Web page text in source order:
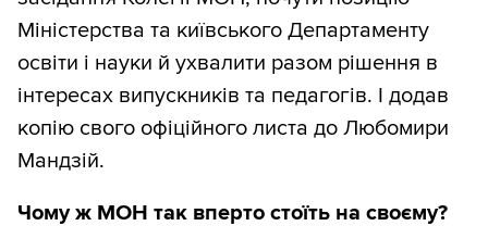
Міністерства та київського Департаменту
освіти і науки й ухвалити разом рішення в
інтересах випускників та педагогів. І додав
копію свого офіційного листа до Любомири
Мандзій.
Чому ж МОН так вперто стоїть на своєму?